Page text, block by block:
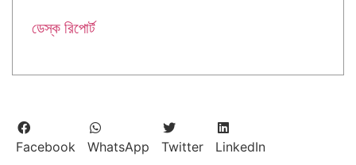
ডেস্ক রিপোর্ট
Facebook WhatsApp Twitter LinkedIn